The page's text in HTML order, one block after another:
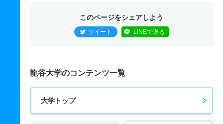
このページをシェアしよう
ツイート LINEで送る
龍谷大学のコンテンツ一覧
大学トップ